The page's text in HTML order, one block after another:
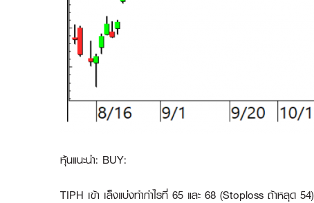
หุ้นแนะนำ: BUY:
TIPH เข้า เล็งแบ่งทำกำไรที่ 65 และ 68 (Stoploss ถ้าหลุด 54)